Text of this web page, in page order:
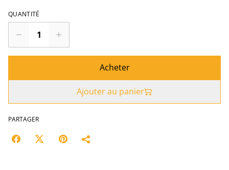
QUANTITÉ
Acheter
Ajouter au panier
PARTAGER